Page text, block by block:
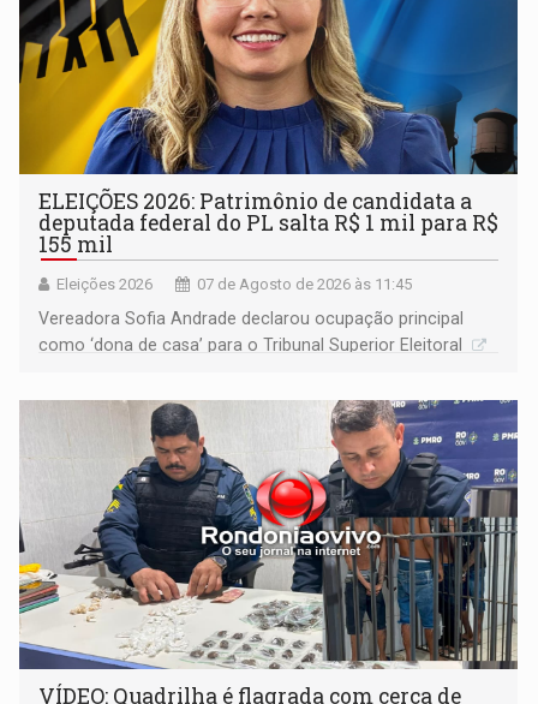
ELEIÇÕES 2026: Patrimônio de candidata a
deputada federal do PL salta R$ 1 mil para R$
155 mil
Eleições 2026 07 de Agosto de 2026 às 11:45
Vereadora Sofia Andrade declarou ocupação principal
como ‘dona de casa’ para o Tribunal Superior Eleitoral
VÍDEO: Quadrilha é flagrada com cerca de